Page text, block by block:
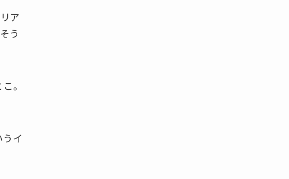
ア
う
。
イ